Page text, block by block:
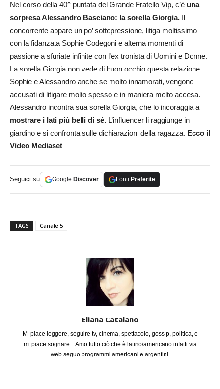
Nel corso della 40^ puntata del Grande Fratello Vip, c’è una
sorpresa Alessandro Basciano: la sorella Giorgia.
concorrente appare un po’ sottopressione, litiga moltissimo
con la fidanzata Sophie Codegoni e alterna momenti di
passione a sfuriate infinite con l’ex tronista di Uomini e Donne.
La sorella Giorgia non vede di buon occhio questa relazione.
Sophie e Alessandro anche se molto innamorati, vengono
accusati di litigare molto spesso e in maniera molto accesa.
Alessandro incontra sua sorella Giorgia, che lo incoraggia a
mostrare i lati più belli di sé. L’influencer li raggiunge in
giardino e si confronta sulle dichiarazioni della ragazza. Ecco il
Video Mediaset
Seguici su Google Discover Fonti Preferite
TAGS Canale 5
Eliana Catalano
Mi piace leggere, seguire tv, cinema, spettacolo, gossip, politica, e
mi piace sognare... Amo tutto ciò che è latino/americano infatti via
web seguo programmi americani e argentini.